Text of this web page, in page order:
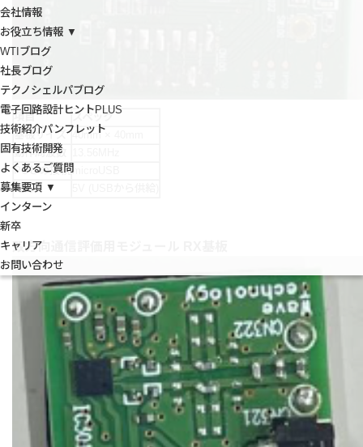
会社情報
お役立ち情報 ▼
WTIブログ
社長ブログ
テクノシェルパブログ
電子回路設計ヒントPLUS
技術紹介パンフレット
固有技術開発
よくあるご質問
募集要項 ▼
インターン
新卒
キャリア
お問い合わせ
項目
スペック
基板サイズ
40mm × 40mm
動作周波数
PCとの接続microUSB
電源
双方向通信評価用モジュール RX基板